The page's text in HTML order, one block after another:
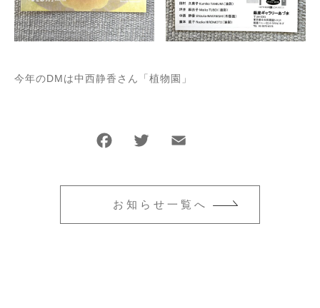
今年のDMは中西静香さん「植物園」
F
c
e
T
tt
er
ai
l
お知らせ一覧へ